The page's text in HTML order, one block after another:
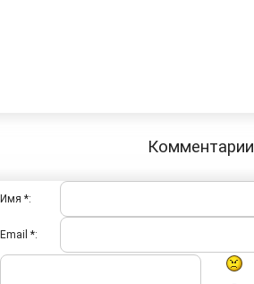
Комментарии
Имя *:
Email *: